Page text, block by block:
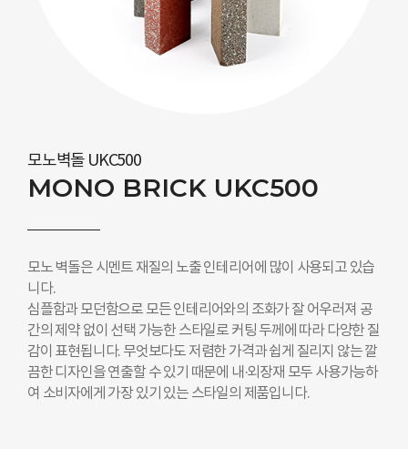
모노벽돌 UKC500
MONO BRICK UKC500
모노 벽돌은 시멘트 재질의 노출 인테리어에 많이 사용되고 있습
니다.
심플함과 모던함으로 모든 인테리어와의 조화가 잘 어우러져 공
간의 제약 없이 선택 가능한 스타일로 커팅 두께에 따라 다양한 질
감이 표현됩니다. 무엇보다도 저렴한 가격과 쉽게 질리지 않는 깔
끔한 디자인을 연출할 수 있기 때문에 내·외장재 모두 사용가능하
여 소비자에게 가장 있기 있는 스타일의 제품입니다.